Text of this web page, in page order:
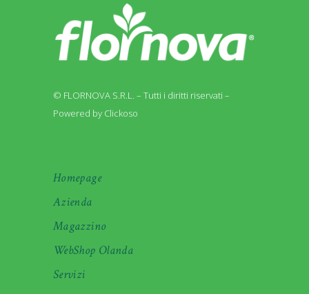
© FLORNOVA S.R.L. – Tutti i diritti riservati –
Powered by Clickoso
Homepage
Azienda
Magazzino
WebShop Olanda
Servizi